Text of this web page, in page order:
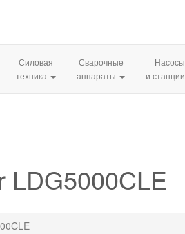
Силовая
техника
Сварочные
аппараты
Насосы
и станции
LDG5000CLE